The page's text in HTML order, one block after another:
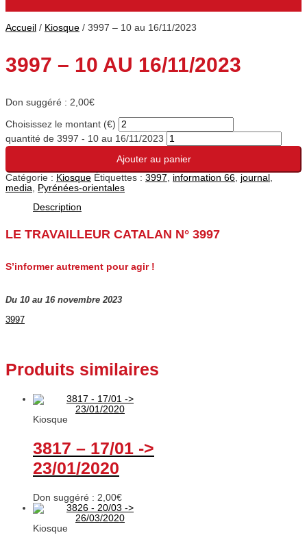
Accueil / Kiosque / 3997 – 10 au 16/11/2023
3997 – 10 AU 16/11/2023
Don suggéré : 2,00€
Choisissez le montant (€)
quantité de 3997 - 10 au 16/11/2023
Ajouter au panier
Catégorie : Kiosque Étiquettes : 3997 information 66 journal
media
Pyrénées-orientales
Description
LE TRAVAILLEUR CATALAN N° 3997
S’informer autrement pour agir !
Du 10 au 16 novembre 2023
3997
Produits similaires
Kiosque
3817 – 17/01 ->
23/01/2020
Don suggéré : 2,00€
Kiosque